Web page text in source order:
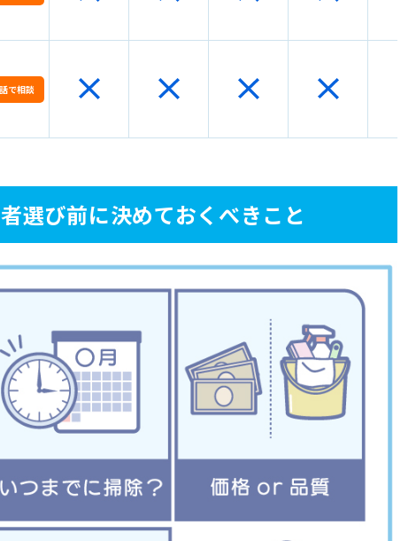
例と回避術
料金を請求された
ていなかった
あったのに補償されなかった
ハウスクリーニング業者
ン
めて、納得のいくハウスクリーニングを
で相談
選び前に決めておくべきこと